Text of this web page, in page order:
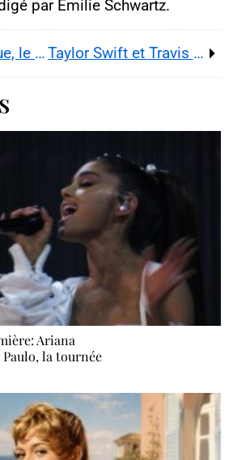
par Émilie Schwartz.
Au musée Lalique, le vol de 27 bijoux expose la sécurité fragile d’un patrimoine Art nouveau unique en Alsace Taylor Swift et Travis Kelce : comment leurs déchets de mariage deviennent des reliques pop vendues 25 dollars
Ariana
Paulo, la tournée